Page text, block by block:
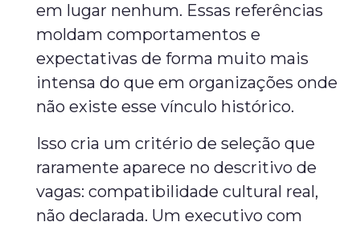
em lugar nenhum. Essas referências
moldam comportamentos e
expectativas de forma muito mais
intensa do que em organizações onde
não existe esse vínculo histórico.
Isso cria um critério de seleção que
raramente aparece no descritivo de
vagas: compatibilidade cultural real,
não declarada. Um executivo com